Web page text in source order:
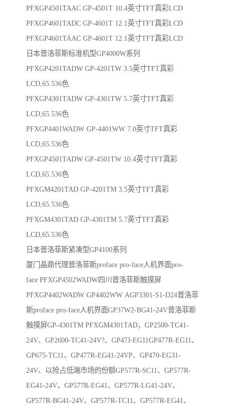
PFXGP4501TAAC GP-4501T 10.4英寸TFT真彩LCD
PFXGP4601TADC GP-4601T 12.1英寸TFT真彩LCD
PFXGP4601TAAC GP-4601T 12.1英寸TFT真彩LCD
日本普洛菲斯标准机型GP4000W系列
PFXGP4201TADW GP-4201TW 3.5英寸TFT真彩
LCD,65.536色
PFXGP4301TADW GP-4301TW 5.7英寸TFT真彩
LCD,65.536色
PFXGP4401WADW GP-4401WW 7.0英寸TFT真彩
LCD,65.536色
PFXGP4501TADW GP-4501TW 10.4英寸TFT真彩
LCD,65.536色
PFXGM4201TAD GP-4201TM 3.5英寸TFT真彩
LCD,65.536色
PFXGM4301TAD GP-4301TM 5.7英寸TFT真彩
LCD,65.536色
日本普洛菲斯紧凑型GP4100系列
厦门晶鼎代理普洛菲斯proface pro-face人机界面pro-
face PFXGP4502WADW四川普洛菲斯触摸屏
PFXGP4402WADW GP4402WW AGP3301-S1-D24普洛菲
斯proface pro-face人机界面GP37W2-BG41-24V普洛菲斯
触摸屏GP-4301TM PFXGM4301TAD，GP2500-TC41-
24V、GP2600-TC41-24V?、GP47J-EG11GP477R-EG11、
GP675-TC11、GP477R-EG41-24VP、GP470-EG31-
24V、以抢占低端市场的份额GP577R-SC11、GP577R-
EG41-24V、GP577R-EG41、GP577R-LG41-24V、
GP577R-BG41-24V、GP577R-TC11、GP577R-EG41、